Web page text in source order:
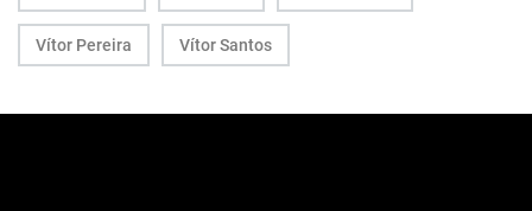
Vítor Pereira Vítor Santos